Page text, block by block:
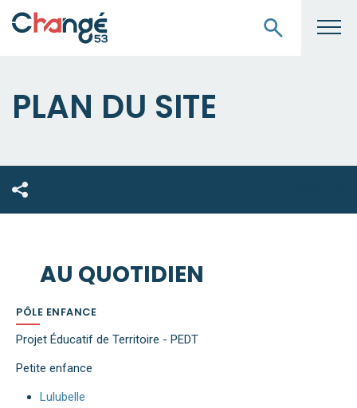
PLAN DU SITE
AU QUOTIDIEN
PÔLE ENFANCE
Projet Éducatif de Territoire - PEDT
Petite enfance
Lulubelle